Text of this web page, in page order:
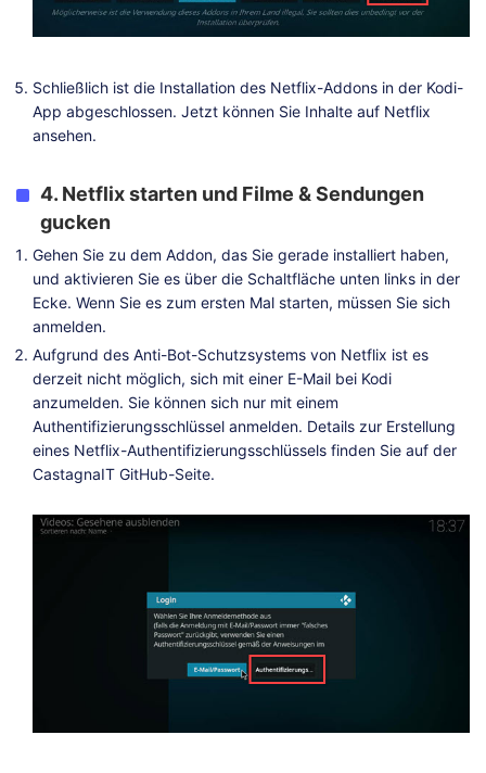
Schließlich ist die Installation des Netflix-Addons in der Kodi-
App abgeschlossen. Jetzt können Sie Inhalte auf Netflix
ansehen.
4. Netflix starten und Filme & Sendungen
gucken
Gehen Sie zu dem Addon, das Sie gerade installiert haben,
und aktivieren Sie es über die Schaltfläche unten links in der
Ecke. Wenn Sie es zum ersten Mal starten, müssen Sie sich
anmelden.
Aufgrund des Anti-Bot-Schutzsystems von Netflix ist es
derzeit nicht möglich, sich mit einer E-Mail bei Kodi
anzumelden. Sie können sich nur mit einem
Authentifizierungsschlüssel anmelden. Details zur Erstellung
eines Netflix-Authentifizierungsschlüssels finden Sie auf der
CastagnaIT GitHub-Seite.